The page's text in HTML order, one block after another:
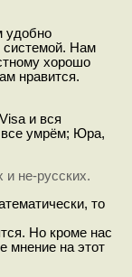
удобно
системой. Нам
хорошо
нравится.
и вся
все умрём; Юра,
и не-русских.
то
Но кроме нас
мнение на этот